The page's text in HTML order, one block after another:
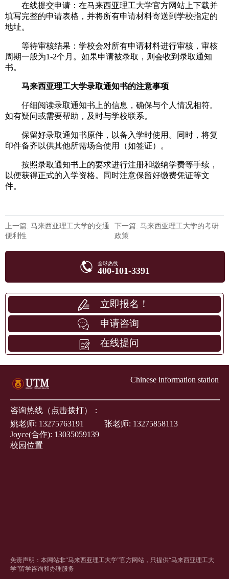
在线提交申请：在马来西亚理工大学官方网站上下载并
填写完整的申请表格，并将所有申请材料寄送到学校指定的
地址。
等待审核结果：学校会对所有申请材料进行审核，审核
周期一般为1-2个月。如果申请被录取，则会收到录取通知
书。
马来西亚理工大学录取通知书的注意事项
仔细阅读录取通知书上的信息，确保与个人情况相符。
如有疑问或需要帮助，及时与学校联系。
保留好录取通知书原件，以备入学时使用。同时，将复
印件备齐以供其他所需场合使用（如签证）。
按照录取通知书上的要求进行注册和缴纳学费等手续，
以便获得正式的入学资格。同时注意保留好缴费凭证等文
件。
上一篇: 马来西亚理工大学的交通
便利性
下一篇: 马来西亚理工大学的考研
政策
全球热线
400-101-3391
立即报名！
申请咨询
在线提问
Chinese information station
咨询热线（点击拨打）：
姚老师: 13275763191 张老师: 13275858113
Joyce(合作): 13035059139
校园位置
免责声明：本网站非“马来西亚理工大学”官方网站，只提供“马来西亚理工大
学”留学咨询和办理服务